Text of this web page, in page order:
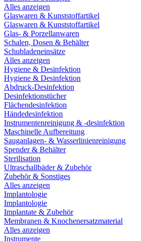
Alles anzeigen
Glaswaren & Kunststoffartikel
Glaswaren & Kunststoffartikel
Glas- & Porzellanwaren
Schalen, Dosen & Behälter
Schubladeneinsätze
Alles anzeigen
Hygiene & Desinfektion
Hygiene & Desinfektion
Abdruck-Desinfektion
Desinfektionstücher
Flächendesinfektion
Händedesinfektion
Instrumentenreinigung & -desinfektion
Maschinelle Aufbereitung
Sauganlagen- & Wasserlinienreinigung
Spender & Behälter
Sterilisation
Ultraschallbäder & Zubehör
Zubehör & Sonstiges
Alles anzeigen
Implantologie
Implantologie
Implantate & Zubehör
Membranen & Knochenersatzmaterial
Alles anzeigen
Instrumente